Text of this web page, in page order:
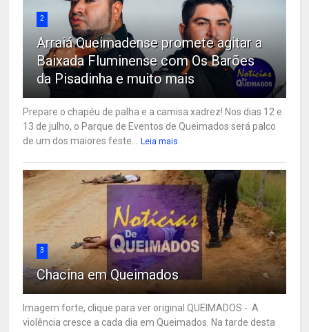
2
Arraiá Queimadense promete agitar a
Baixada Fluminense com Os Barões
da Pisadinha e muito mais
Prepare o chapéu de palha e a camisa xadrez! Nos dias 12 e
13 de julho, o Parque de Eventos de Queimados será palco
de um dos maiores feste...
Leia mais
3
Chacina em Queimados
Imagem forte, clique para ver original QUEIMADOS - A
violência cresce a cada dia em Queimados. Na tarde desta